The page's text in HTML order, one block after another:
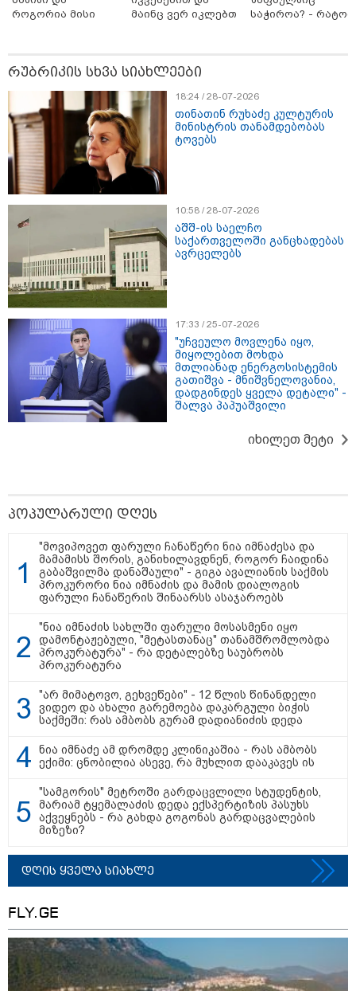
15:47 / 07-08-2026
Tower Group და BREEAM - ხარისხის საერთაშორისო
სტანდარტი ქართულ დეველოპმენტში
13:27 / 07-08-2026
"სტუმართმოყვარე ხალხი ვართ - რუსს, ყაზახს,
უკრაინელს, შვეიცარიელს, იტალიელს, ამერიკელს,
17:24 / 07-08-2026
"მარტო როცა ვარ, ხშირად
ველაპარაკები, ვიცი, რომ
მისმენს, ვფიქრობ, თავზე
მადგას და მეფერება - სხვებს
ხომ არ ვაჩვენებ ცრემლებს" -
გიორგი კეკელიძე გმირი
ანწუხელიძის გამზრდელი
მამიდის ემოციურ მონათხრობს
აქვეყნებს
20:58 / 07-08-2026
- თუ გამოჩნდება ასეთი
გოგონა, 10 000 ლარს
ოფიციალურად, სახალხოდ
დედა განცხადებას ავრცელებს
10:45 / 07-08-2026
"აშშ კვლავაც ღრმად
შეშფოთებულია რუსეთის მიერ
საქართველოს ტერიტორიის
განგრძობადი ოკუპაციით" -
17:12 / 07-08-2026
დარღვევებს დროულად?
როგორია მისი
მაინც ვერ იკლებთ
საუბრობს
საჭიროა? - რატომ
რუბრიკის სხვა სიახლეები
18:24 / 28-07-2026
თინათინ რუხაძე კულტურის
მინისტრის თანამდებობას
ტოვებს
10:58 / 28-07-2026
აშშ-ის საელჩო
საქართველოში განცხადებას
ავრცელებს
17:33 / 25-07-2026
"უჩვეულო მოვლენა იყო,
მიყოლებით მოხდა
მთლიანად ენერგოსისტემის
გათიშვა - მნიშვნელოვანია,
დადგინდეს ყველა დეტალი" -
შალვა პაპუაშვილი
იხილეთ მეტი
პოპულარული დღეს
"მოვიპოვეთ ფარული ჩანაწერი ნია იმნაძესა და
მამამისს შორის, განიხილავდნენ, როგორ ჩაიდინა
გაბაშვილმა დანაშაული" - გიგა ავალიანის საქმის
პროკურორი ნია იმნაძის და მამის დიალოგის
ფარული ჩანაწერის შინაარსს ასაჯაროებს
"ნია იმნაძის სახლში ფარული მოსასმენი იყო
დამონტაჟებული, "მეტასთანაც" თანამშრომლობდა
პროკურატურა" - რა დეტალებზე საუბრობს
პროკურატურა
"არ მიმატოვო, გეხვეწები" - 12 წლის წინანდელი
ვიდეო და ახალი გარემოება დაკარგული ბიჭის
საქმეში: რას ამბობს გურამ დადიანიძის დედა
ნია იმნაძე ამ დრომდე კლინიკაშია - რას ამბობს
ექიმი: ცნობილია ასევე, რა მუხლით დააკავეს ის
"სამგორის" მეტროში გარდაცვლილი სტუდენტის,
მარიამ ტყემალაძის დედა ექსპერტიზის პასუხს
აქვეყნებს - რა გახდა გოგონას გარდაცვალების
მიზეზი?
დღის ყველა სიახლე
FLY.GE